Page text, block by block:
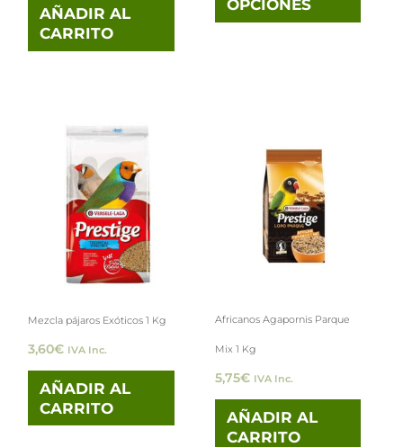
AÑADIR AL
CARRITO
OPCIONES
Mezcla pájaros Exóticos 1 Kg
3,60€ IVA Inc.
AÑADIR AL
CARRITO
Africanos Agapornis Parque
Mix 1 Kg
5,75€ IVA Inc.
AÑADIR AL
CARRITO